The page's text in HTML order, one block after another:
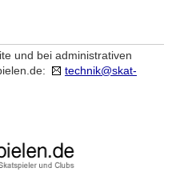
und bei administrativen
technik@skat-